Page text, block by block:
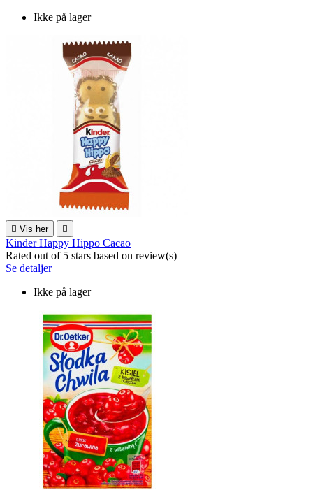
Ikke på lager
 Vis her 
Kinder Happy Hippo Cacao
Rated out of 5 stars based on review(s)
Se detaljer
Ikke på lager